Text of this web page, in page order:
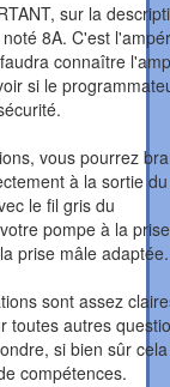
sur la
8A. C'est
connaître
si le
vous pourrez
à la sortie du
le fil gris du
pompe à la
prise mâle adaptée.
sont assez
toutes autres
si bien sûr
compétences.